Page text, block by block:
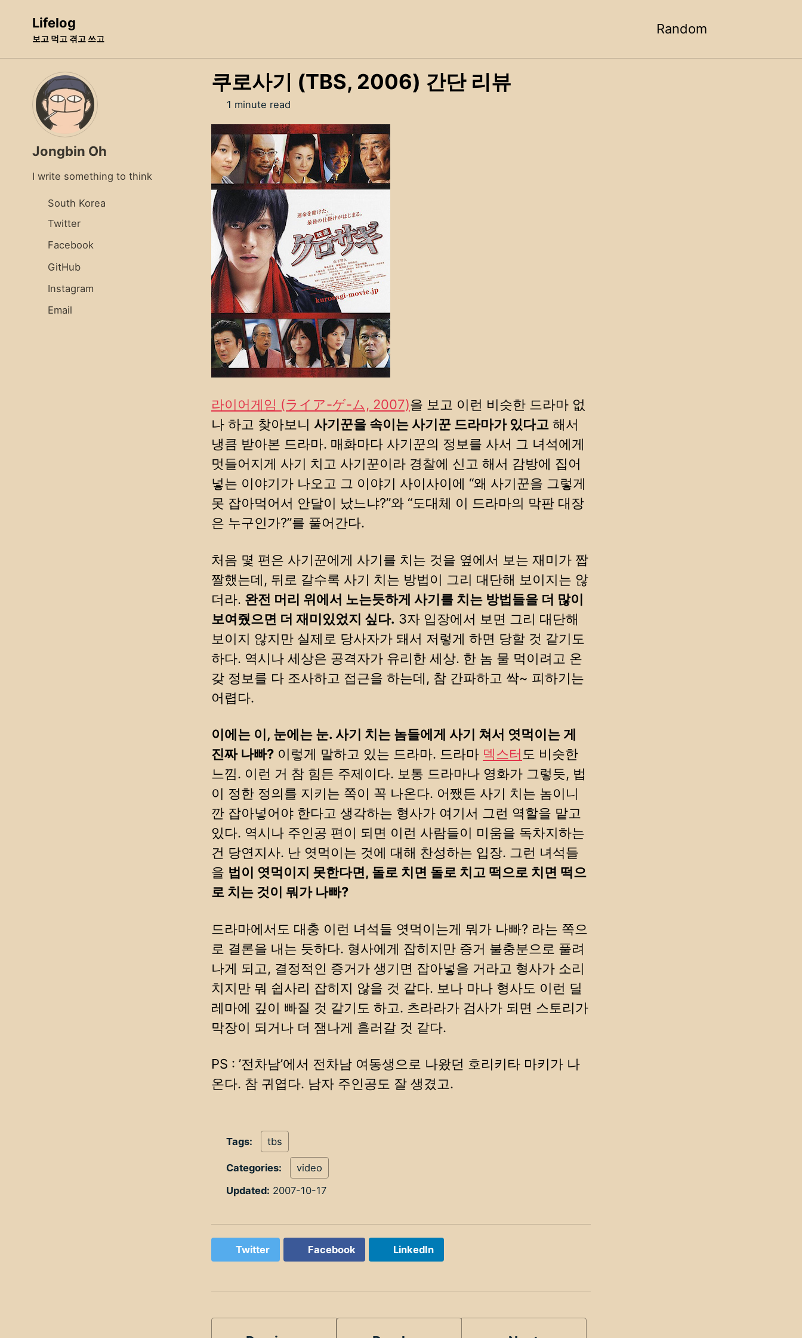
navigation
Lifelog
보고 먹고 겪고 쓰고
Random
Jongbin Oh
I write something to think
South Korea
Twitter
Facebook
GitHub
Instagram
Email
쿠로사기 (TBS, 2006) 간단 리뷰
1 minute read
라이어게임 (ライア-ゲ-ム, 2007)을 보고 이런 비슷한 드라마 없
나 하고 찾아보니 사기꾼을 속이는 사기꾼 드라마가 있다고 해서
냉큼 받아본 드라마. 매화마다 사기꾼의 정보를 사서 그 녀석에게
멋들어지게 사기 치고 사기꾼이라 경찰에 신고 해서 감방에 집어
넣는 이야기가 나오고 그 이야기 사이사이에 “왜 사기꾼을 그렇게
못 잡아먹어서 안달이 났느냐?”와 “도대체 이 드라마의 막판 대장
은 누구인가?”를 풀어간다.
처음 몇 편은 사기꾼에게 사기를 치는 것을 옆에서 보는 재미가 짭
짤했는데, 뒤로 갈수록 사기 치는 방법이 그리 대단해 보이지는 않
더라. 완전 머리 위에서 노는듯하게 사기를 치는 방법들을 더 많이
보여줬으면 더 재미있었지 싶다. 3자 입장에서 보면 그리 대단해
보이지 않지만 실제로 당사자가 돼서 저렇게 하면 당할 것 같기도
하다. 역시나 세상은 공격자가 유리한 세상. 한 놈 물 먹이려고 온
갖 정보를 다 조사하고 접근을 하는데, 참 간파하고 싹~ 피하기는
어렵다.
이에는 이, 눈에는 눈. 사기 치는 놈들에게 사기 쳐서 엿먹이는 게
진짜 나빠? 이렇게 말하고 있는 드라마. 드라마 덱스터 도 비슷한
느낌. 이런 거 참 힘든 주제이다. 보통 드라마나 영화가 그렇듯, 법
이 정한 정의를 지키는 쪽이 꼭 나온다. 어쨌든 사기 치는 놈이니
깐 잡아넣어야 한다고 생각하는 형사가 여기서 그런 역할을 맡고
있다. 역시나 주인공 편이 되면 이런 사람들이 미움을 독차지하는
건 당연지사. 난 엿먹이는 것에 대해 찬성하는 입장. 그런 녀석들
을 법이 엿먹이지 못한다면, 돌로 치면 돌로 치고 떡으로 치면 떡으
로 치는 것이 뭐가 나빠?
드라마에서도 대충 이런 녀석들 엿먹이는게 뭐가 나빠? 라는 쪽으
로 결론을 내는 듯하다. 형사에게 잡히지만 증거 불충분으로 풀려
나게 되고, 결정적인 증거가 생기면 잡아넣을 거라고 형사가 소리
치지만 뭐 쉽사리 잡히지 않을 것 같다. 보나 마나 형사도 이런 딜
레마에 깊이 빠질 것 같기도 하고. 츠라라가 검사가 되면 스토리가
막장이 되거나 더 잼나게 흘러갈 것 같다.
PS : ’전차남’에서 전차남 여동생으로 나왔던 호리키타 마키가 나
온다. 참 귀엽다. 남자 주인공도 잘 생겼고.
Tags: tbs
Categories:
video
Updated: 2007-10-17
Twitter Facebook LinkedIn